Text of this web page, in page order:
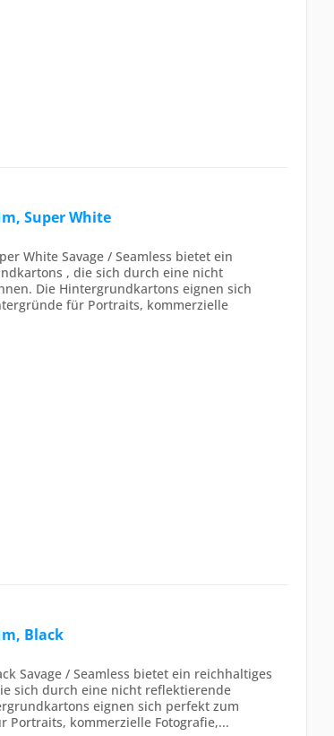
Super White
White Savage / Seamless bietet ein
, die sich durch eine nicht
Die Hintergrundkartons eignen sich
für Portraits, kommerzielle
Black
Savage / Seamless bietet ein reichhaltiges
sich durch eine nicht reflektierende
eignen sich perfekt zum
kommerzielle Fotografie,...